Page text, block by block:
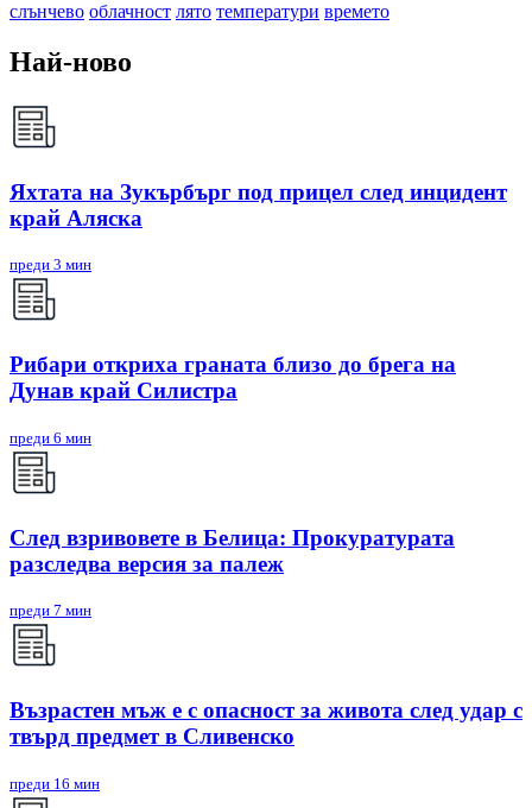
слънчево облачност лято температури времето
Най-ново
Яхтата на Зукърбърг под прицел след инцидент
край Аляска
преди 3 мин
Рибари откриха граната близо до брега на
Дунав край Силистра
преди 6 мин
След взривовете в Белица: Прокуратурата
разследва версия за палеж
преди 7 мин
Възрастен мъж е с опасност за живота след удар с
твърд предмет в Сливенско
преди 16 мин